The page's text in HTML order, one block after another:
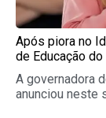
Após piora no
de Educação do
A governadora
anunciou neste